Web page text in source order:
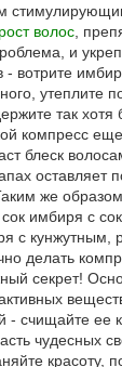
рост волос ,
и
- вотрите
утеплите
так
компресс
блеск
оставляет
же
имбиря с
с кунжутным,
делать
секрет!
- счищайте ее
чудесных
красоту,